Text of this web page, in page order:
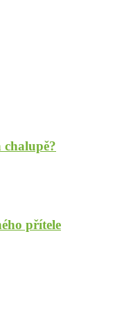
přítele